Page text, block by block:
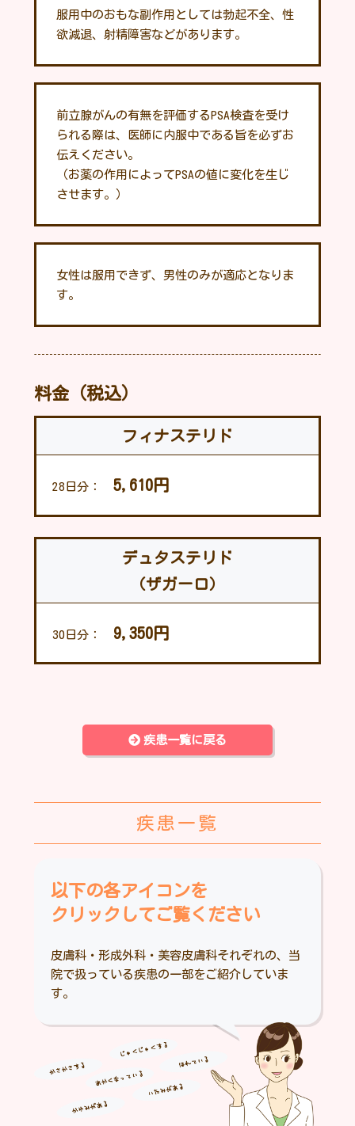
服用中のおもな副作用としては勃起不全、性
欲減退、射精障害などがあります。
前立腺がんの有無を評価するPSA検査を受け
られる際は、医師に内服中である旨を必ずお
伝えください。
（お薬の作用によってPSAの値に変化を生じ
させます。）
女性は服用できず、男性のみが適応となりま
す。
料金（税込）
フィナステリド
28日分： 5,610円
デュタステリド
（ザガーロ）
30日分： 9,350円
疾患一覧に戻る
疾患一覧
以下の各アイコンを
クリックしてご覧ください
皮膚科・形成外科・美容皮膚科それぞれの、当
院で扱っている疾患の一部をご紹介していま
す。